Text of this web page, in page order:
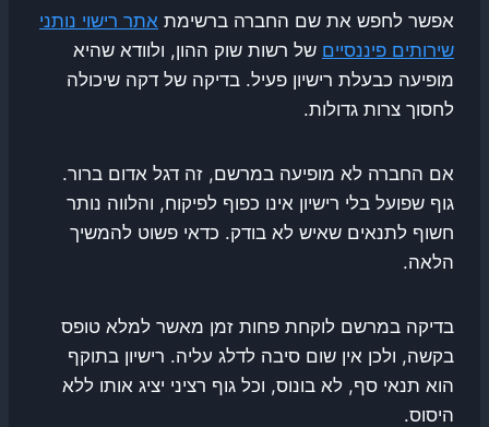
אפשר לחפש את שם החברה ברשימת אתר רישוי נותני
שירותים פיננסיים של רשות שוק ההון, ולוודא שהיא
מופיעה כבעלת רישיון פעיל. בדיקה של דקה שיכולה
לחסוך צרות גדולות.
אם החברה לא מופיעה במרשם, זה דגל אדום ברור.
גוף שפועל בלי רישיון אינו כפוף לפיקוח, והלווה נותר
חשוף לתנאים שאיש לא בודק. כדאי פשוט להמשיך
הלאה.
בדיקה במרשם לוקחת פחות זמן מאשר למלא טופס
בקשה, ולכן אין שום סיבה לדלג עליה. רישיון בתוקף
הוא תנאי סף, לא בונוס, וכל גוף רציני יציג אותו ללא
היסוס.